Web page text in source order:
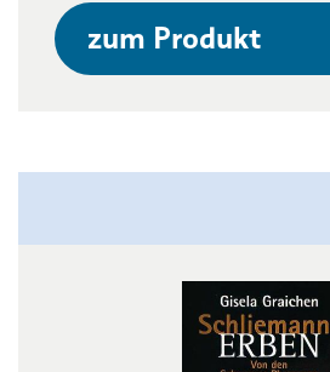
zum Produkt